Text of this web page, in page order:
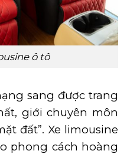
ô tô
sang được trang
giới chuyên môn
đất”. Xe limousine
phong cách hoàng